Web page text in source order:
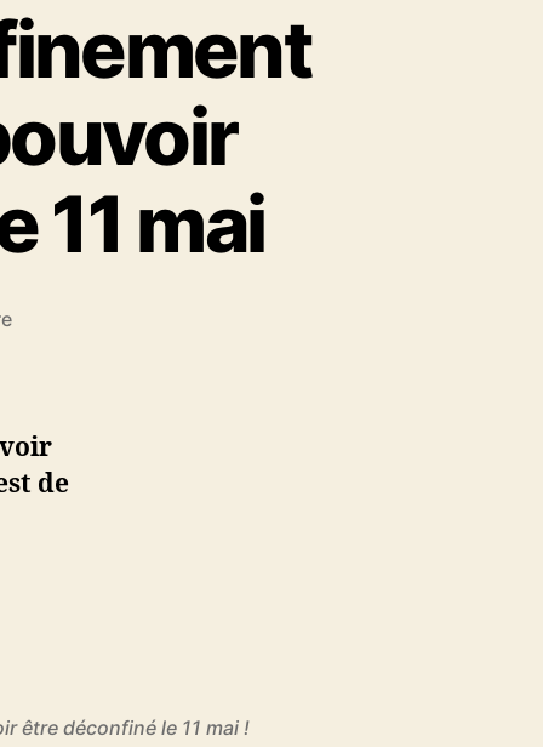
11 mai
sur
de
déconfinement
sera
11
de
être déconfiné le 11 mai !